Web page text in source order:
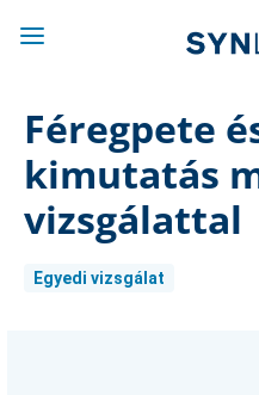
Féregpete
kimutatás
vizsgálattal
Egyedi vizsgálat